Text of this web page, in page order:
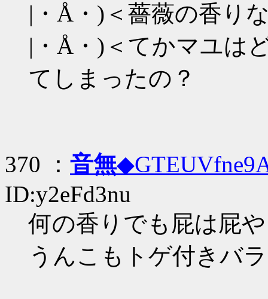
|・Å・)＜薔薇の香り
|・Å・)＜てかマユは
てしまったの？
370 ： 音無
ID:y2eFd3nu
何の香りでも屁は屁
うんこもトゲ付きバ